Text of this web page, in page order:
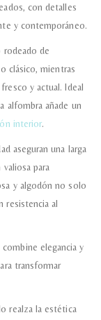
con detalles
y contemporáneo.
rodeado de
clásico, mientras
y actual. Ideal
alfombra añade un
interior.
aseguran una larga
para
y algodón no solo
resistencia al
elegancia y
transformar
realza la estética